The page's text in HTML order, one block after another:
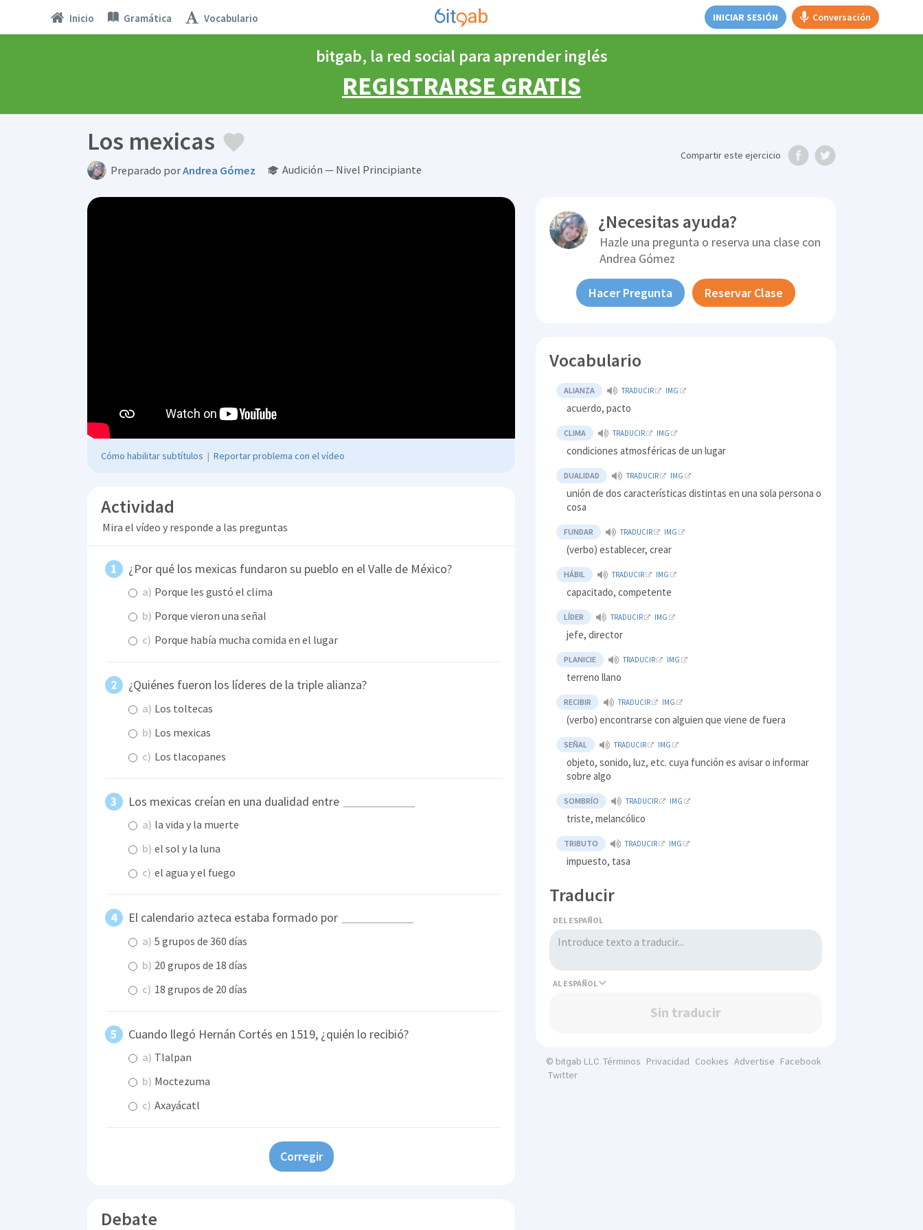
Inicio Gramática Vocabulario INICIAR SESIÓN Conversación
bitgab, la red social para aprender inglés
REGISTRARSE GRATIS
Los mexicas
Preparado porAndrea Gómez Audición — Nivel Principiante
Compartireste ejercicio
Cómo habilitar subtítulos | Reportar problema con el vídeo
Actividad
Mira el vídeo y responde a las preguntas
¿Por qué los mexicas fundaron su pueblo en el Valle de México?
a) Porque les gustó el clima
b) Porque vieron una señal
c) Porque había mucha comida en el lugar
¿Quiénes fueron los líderes de la triple alianza?
a) Los toltecas
b) Los mexicas
c) Los tlacopanes
Los mexicas creían en una dualidad entre
a) la vida y la muerte
b) el sol y la luna
c) el agua y el fuego
El calendario azteca estaba formado por
a) 5 grupos de 360 días
b) 20 grupos de 18 días
c) 18 grupos de 20 días
Cuando llegó Hernán Cortés en 1519, ¿quién lo recibió?
a) Tlalpan
b) Moctezuma
c) Axayácatl
Corregir
Debate
¿Necesitas ayuda?
Hazle una pregunta o reserva una clase con
Andrea Gómez
Hacer Pregunta Reservar Clase
Vocabulario
ALIANZA TRADUCIR IMG
acuerdo, pacto
CLIMA TRADUCIR IMG
condiciones atmosféricas de un lugar
DUALIDAD TRADUCIR IMG
unión de dos características distintas en una sola persona o
cosa
FUNDAR TRADUCIR IMG
(verbo) establecer, crear
HÁBIL TRADUCIR IMG
capacitado, competente
LÍDER TRADUCIR IMG
jefe, director
PLANICIE TRADUCIR IMG
terreno llano
RECIBIR TRADUCIR IMG
(verbo) encontrarse con alguien que viene de fuera
SEÑAL TRADUCIR IMG
objeto, sonido, luz, etc. cuya función es avisar o informar
sobre algo
SOMBRÍO TRADUCIR IMG
triste, melancólico
TRIBUTO TRADUCIR IMG
impuesto, tasa
Traducir
DEL ESPAÑOL
AL
Sin traducir
© bitgab LLC Términos Privacidad Cookies Advertise Facebook
Twitter